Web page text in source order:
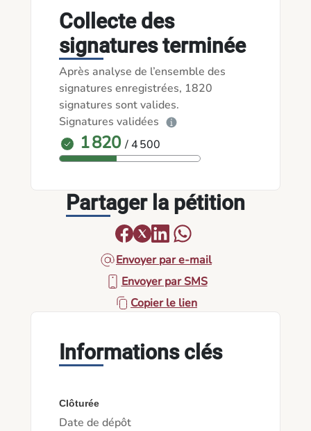
Collecte des
signatures terminée
Après analyse de l’ensemble des
signatures enregistrées, 1820
signatures sont valides.
Signatures validées
1 820 / 4 500
Partager la pétition
Envoyer par e-mail
Envoyer par SMS
Copier le lien
Informations clés
Clôturée
Date de dépôt